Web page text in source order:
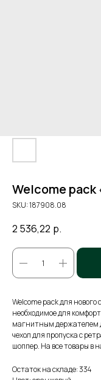
Welcome pack
SKU:187908.08
2 536,22 р.
Welcome pack для нового
необходимое для
магнитным держателем
чехол для пропуска с
шоппер. На все товары в
Остаток на складе: 334